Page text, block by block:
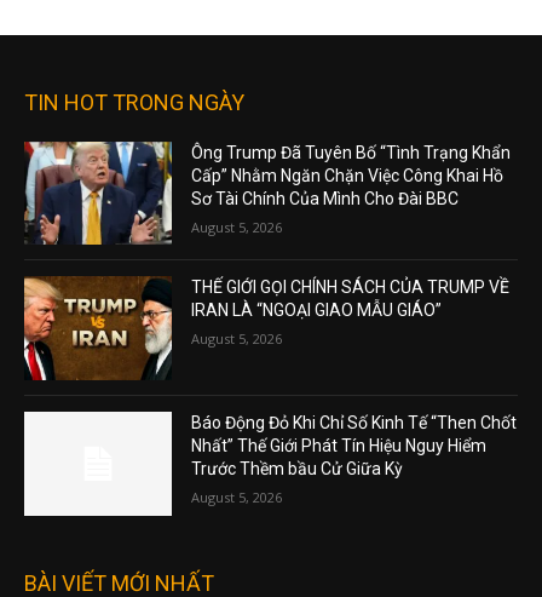
TIN HOT TRONG NGÀY
Ông Trump Đã Tuyên Bố “Tình Trạng Khẩn
Cấp” Nhằm Ngăn Chặn Việc Công Khai Hồ
Sơ Tài Chính Của Mình Cho Đài BBC
August 5, 2026
THẾ GIỚI GỌI CHÍNH SÁCH CỦA TRUMP VỀ
IRAN LÀ “NGOẠI GIAO MẪU GIÁO”
August 5, 2026
Báo Động Đỏ Khi Chỉ Số Kinh Tế “Then Chốt
Nhất” Thế Giới Phát Tín Hiệu Nguy Hiểm
Trước Thềm bầu Cử Giữa Kỳ
August 5, 2026
BÀI VIẾT MỚI NHẤT